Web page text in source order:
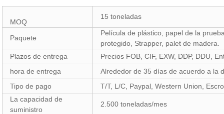
MOQ
15 toneladas
Paquete
Película de plástico, papel de la
protegido, Strapper, palet de madera.
Plazos de entrega
Precios FOB, CIF, EXW, DDP, DDU,
hora de entrega
Alrededor de 35 días de acuerdo a la
Tipo de pago
T/T, L/C, Paypal, Western Union,
La capacidad de
suministro
2.500 toneladas/mes